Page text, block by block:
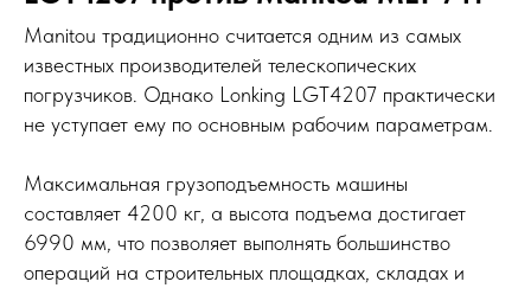
Manitou традиционно считается одним из самых
известных производителей телескопических
погрузчиков. Однако Lonking LGT4207 практически
не уступает ему по основным рабочим параметрам.
Максимальная грузоподъемность машины
составляет 4200 кг, а высота подъема достигает
6990 мм, что позволяет выполнять большинство
операций на строительных площадках, складах и